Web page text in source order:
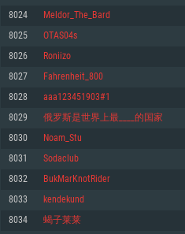
Mínimo
Sistema Operativo: Windows 10 (64 bit)
Processador: Dual-Core 2.2 GHz
Memória: 4GB
Placa Gráfica: Placa com DirectX 11:
GTX 660. Resolução mínima suportada:
Network: Internet de banda larga.
Disco: 23,1 GB
Mínimo
Sistema Operativo: Mac OS Big Sur
Processador: Core i5 2.2GHz mínimo
Memória: 6 GB
Placa Gráfica: Intel Iris Pro 5200
Resolução mínima suportada: 720p
Network: Internet de banda larga.
Disco: 21,5 GB
Mínimo
Sistema Operativo: Distribuições mais
Processador: Dual-Core 2.4 GHz
Memória: 4 GB
Placa Gráfica: NVIDIA 660 com os
meses) / equivalentes AMD com os
Vulkan (não mais de 6 meses);
Network: Internet de banda larga.
Disco: 21,5 GB
8024 Meldor_The_Bard
8025 OTAS04s
8026 Roniizo
8027 Fahrenheit_800
8028 aaa123451903#1
8029 俄罗斯是世界上最____的国家
8030 Noam_Stu
8031 Sodaclub
8032 BukMarKnotRider
8033 kendekund
8034 蝎子莱莱